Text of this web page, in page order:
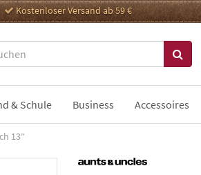
Kostenloser Versand ab 59 €
& Schule Business Accessoires
13″